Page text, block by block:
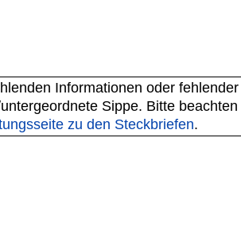
Informationen oder
Sippe. Bitte
zu den Steckbriefen.